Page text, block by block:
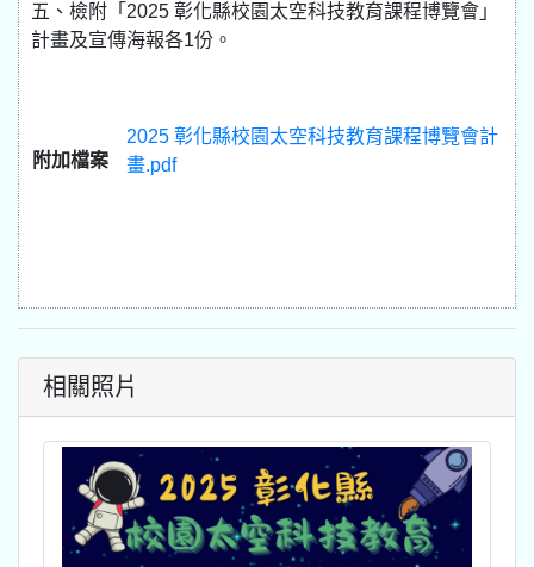
五、檢附「2025 彰化縣校園太空科技教育課程博覽會」
計畫及宣傳海報各1份。
附加檔案
2025 彰化縣校園太空科技教育課程博覽會計
畫.pdf
相關照片